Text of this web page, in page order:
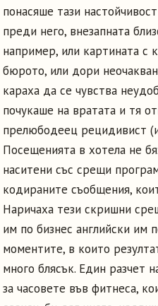
понасяше тази
преди него, внезапната
например, или картината с
бюрото, или дори
караха да се чувства
почукаше на вратата и тя
прелюбодеец рецидивист
Посещенията в хотела не
наситени със срещи
кодираните съобщения,
Наричаха тези скришни
им по бизнес английски им
моментите, в които
много блясък. Един разчет
за часовете във фитнеса,